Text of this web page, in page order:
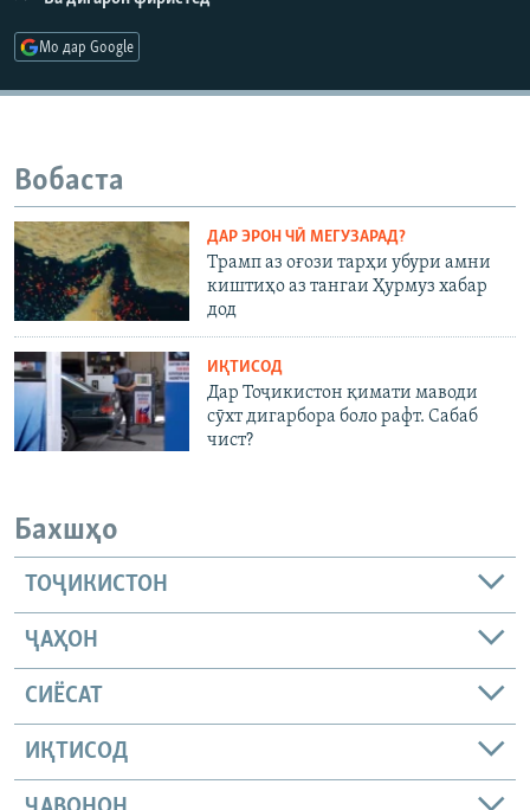
Мо дар Google
Вобаста
ДАР ЭРОН ЧӢ МЕГУЗАРАД?
Трамп аз оғози тарҳи убури амни
киштиҳо аз тангаи Ҳурмуз хабар
дод
ИҚТИСОД
Дар Тоҷикистон қимати маводи
сӯхт дигарбора боло рафт. Сабаб
чист?
Бахшҳо
ТОҶИКИСТОН
ҶАҲОН
СИЁСАТ
ИҚТИСОД